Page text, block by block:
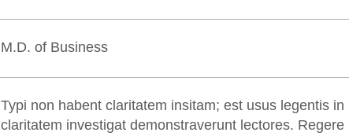
M.D. of Business
Typi non habent claritatem insitam; est usus legentis
claritatem investigat demonstraverunt lectores.